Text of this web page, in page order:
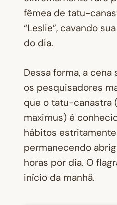
fêmea de tatu-
“Leslie”, cavando
do dia.
Dessa forma, a
os pesquisadores
que o tatu-canastra
maximus) é
hábitos
permanecendo
horas por dia. O
início da manhã.